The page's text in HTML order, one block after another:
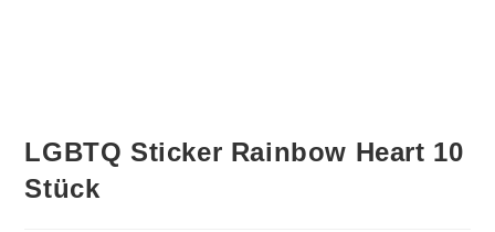
LGBTQ Sticker Rainbow Heart 10
Stück